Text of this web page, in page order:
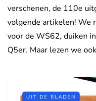
verschenen, de 110e
volgende artikelen! We
voor de WS62, duiken
Q5er. Maar lezen we
UIT DE BLADEN